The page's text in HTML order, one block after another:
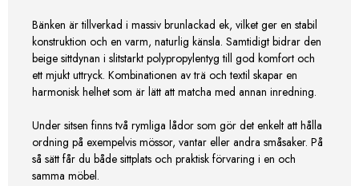
Bänken är tillverkad i massiv brunlackad ek, vilket ger en stabil
konstruktion och en varm, naturlig känsla. Samtidigt bidrar den
beige sittdynan i slitstarkt polypropylentyg till god komfort och
ett mjukt uttryck. Kombinationen av trä och textil skapar en
harmonisk helhet som är lätt att matcha med annan inredning.
Under sitsen finns två rymliga lådor som gör det enkelt att hålla
ordning på exempelvis mössor, vantar eller andra småsaker. På
så sätt får du både sittplats och praktisk förvaring i en och
samma möbel.